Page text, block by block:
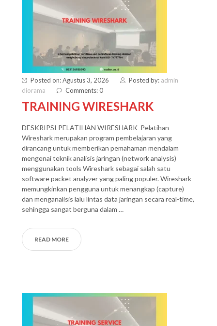
Posted on: Agustus 3, 2026 Posted by: admin
diorama
Comments: 0
TRAINING WIRESHARK
DESKRIPSI PELATIHAN WIRESHARK Pelatihan
Wireshark merupakan program pembelajaran yang
dirancang untuk memberikan pemahaman mendalam
mengenai teknik analisis jaringan (network analysis)
menggunakan tools Wireshark sebagai salah satu
software packet analyzer yang paling populer. Wireshark
memungkinkan pengguna untuk menangkap (capture)
dan menganalisis lalu lintas data jaringan secara real-time,
sehingga sangat berguna dalam …
READ MORE